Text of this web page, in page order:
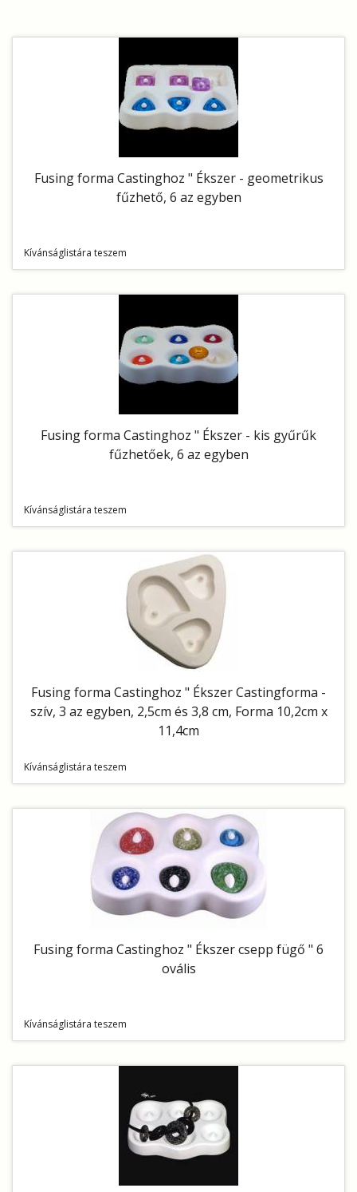
Fusing forma Castinghoz " Ékszer - geometrikus
fűzhető, 6 az egyben
Kívánságlistára teszem
Fusing forma Castinghoz " Ékszer - kis gyűrűk
fűzhetőek, 6 az egyben
Kívánságlistára teszem
Fusing forma Castinghoz " Ékszer Castingforma -
szív, 3 az egyben, 2,5cm és 3,8 cm, Forma 10,2cm x
11,4cm
Kívánságlistára teszem
Fusing forma Castinghoz " Ékszer csepp fügő " 6
ovális
Kívánságlistára teszem